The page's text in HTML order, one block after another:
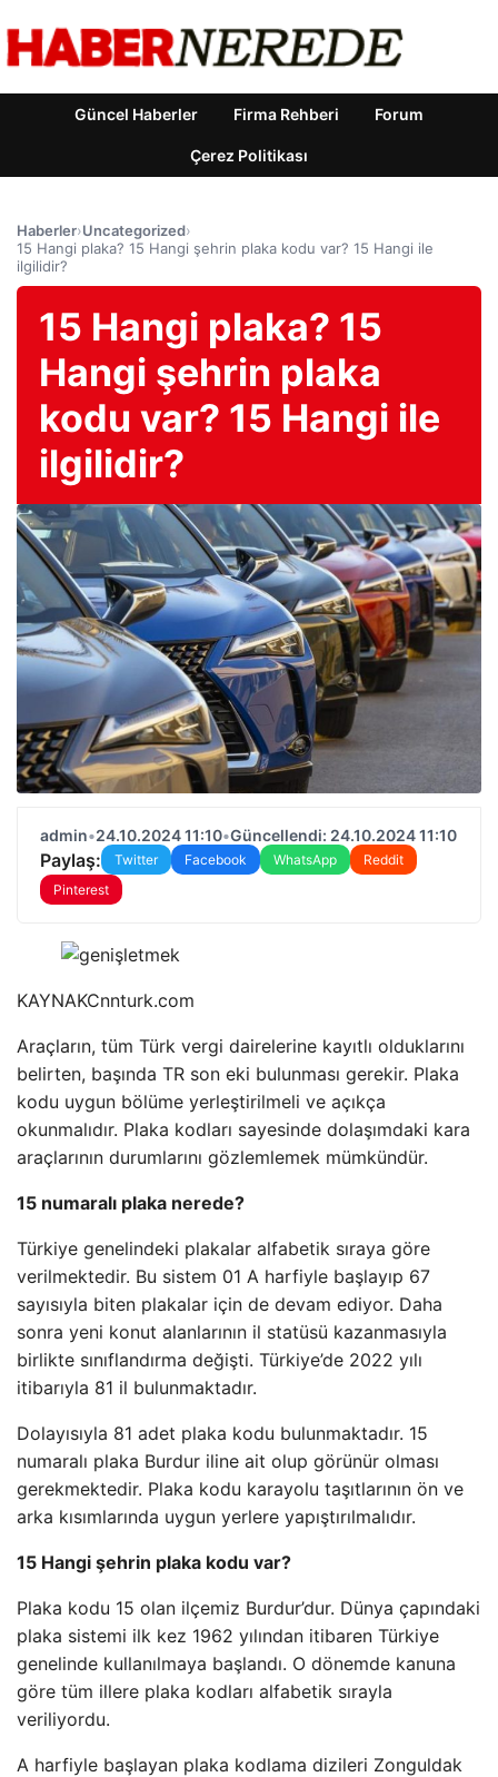
Güncel Haberler Firma Rehberi Forum
Çerez Politikası
Haberler›Uncategorized›
15 Hangi plaka? 15 Hangi şehrin plaka kodu var? 15 Hangi ile
ilgilidir?
15 Hangi plaka? 15
Hangi şehrin plaka
kodu var? 15 Hangi ile
ilgilidir?
admin•24.10.2024 11:10•Güncellendi: 24.10.2024 11:10
Paylaş: Twitter Facebook WhatsApp
Reddit
Pinterest
KAYNAKCnnturk.com
Araçların, tüm Türk vergi dairelerine kayıtlı olduklarını
belirten, başında TR son eki bulunması gerekir. Plaka
kodu uygun bölüme yerleştirilmeli ve açıkça
okunmalıdır. Plaka kodları sayesinde dolaşımdaki kara
araçlarının durumlarını gözlemlemek mümkündür.
15 numaralı plaka nerede?
Türkiye genelindeki plakalar alfabetik sıraya göre
verilmektedir. Bu sistem 01 A harfiyle başlayıp 67
sayısıyla biten plakalar için de devam ediyor. Daha
sonra yeni konut alanlarının il statüsü kazanmasıyla
birlikte sınıflandırma değişti. Türkiye’de 2022 yılı
itibarıyla 81 il bulunmaktadır.
Dolayısıyla 81 adet plaka kodu bulunmaktadır. 15
numaralı plaka Burdur iline ait olup görünür olması
gerekmektedir. Plaka kodu karayolu taşıtlarının ön ve
arka kısımlarında uygun yerlere yapıştırılmalıdır.
15 Hangi şehrin plaka kodu var?
Plaka kodu 15 olan ilçemiz Burdur’dur. Dünya çapındaki
plaka sistemi ilk kez 1962 yılından itibaren Türkiye
genelinde kullanılmaya başlandı. O dönemde kanuna
göre tüm illere plaka kodları alfabetik sırayla
veriliyordu.
A harfiyle başlayan plaka kodlama dizileri Zonguldak